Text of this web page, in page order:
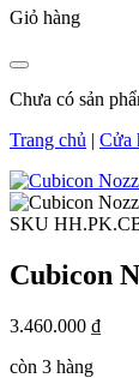
Giỏ hàng
Chưa có sản
Trang chủ | Cửa
SKU
Cubicon
3.460.000 ₫
còn 3 hàng